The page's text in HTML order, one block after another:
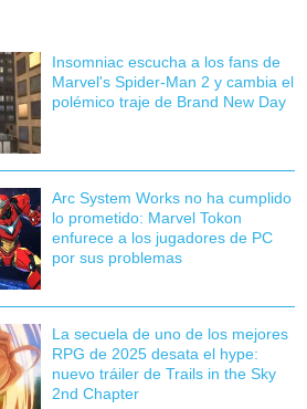
Insomniac escucha a los fans de
Marvel's Spider-Man 2 y cambia el
polémico traje de Brand New Day
Arc System Works no ha cumplido
lo prometido: Marvel Tokon
enfurece a los jugadores de PC
por sus problemas
La secuela de uno de los mejores
RPG de 2025 desata el hype:
nuevo tráiler de Trails in the Sky
2nd Chapter